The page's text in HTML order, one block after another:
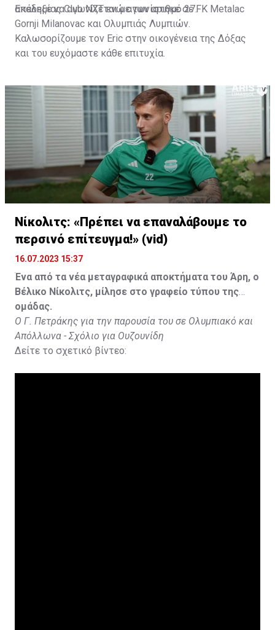
ακαδημίας Club NXT ενώ αγωνίστηκε σε FK Metalac
Gornji Milanovac και Ολυμπιάς Λυμπιών.
Επέλεξε να αγωνίζεται με τον αριθμό 27.
Καλωσορίζουμε τον Eric στην οικογένεια της Δόξας
και του ευχόμαστε κάθε επιτυχία.
Νίκολιτς: «Πρέπει να επαναλάβουμε το
περσινό επίτευγμα!» (vid)
16.07.2023 15:37
Ένα από τα νέα μεταγραφικά αποκτήματα του Άρη, ο
Βέλικο Νίκολιτς, μίλησε στο γραφείο τύπου της
ομάδας.
Ο Γ. Πετράκης για την παρουσία του σε Ολυμπιακό και
Απόλλωνα - Σχόλιο για Ουζουνίδη
Δείτε το σχετικό βίντεο: